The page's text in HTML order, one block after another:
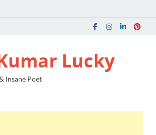
Lucky
Insane Poet